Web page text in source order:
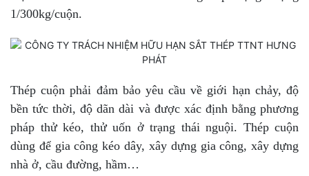
1/300kg/cuộn.
Thép cuộn phải đảm bảo yêu cầu về giới hạn chảy, độ
bền tức thời, độ dãn dài và được xác định bằng phương
pháp thử kéo, thử uốn ở trạng thái nguội. Thép cuộn
dùng để gia công kéo dây, xây dựng gia công, xây dựng
nhà ở, cầu đường, hầm…